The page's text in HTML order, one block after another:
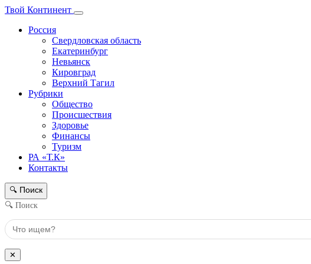
Твой Континент
Россия
Свердловская область
Екатеринбург
Невьянск
Кировград
Верхний Тагил
Рубрики
Общество
Происшествия
Здоровье
Финансы
Туризм
РА «Т.К»
Контакты
🔍 Поиск
🔍 Поиск
✕